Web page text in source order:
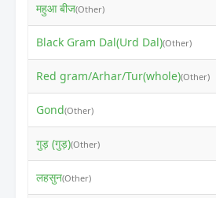
महुआ बीज(Other)
Black Gram Dal(Urd Dal)(Other)
Red gram/Arhar/Tur(whole)(Other)
Gond(Other)
गुड़ (गुड़)(Other)
लहसुन(Other)